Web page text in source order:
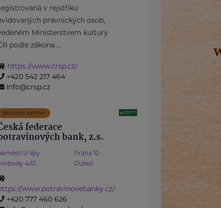
v rejstříku
právnických osob,
Ministerstvem kultury
podle zákona ...
https://www.crsp.cz/
+420 542 217 464
info@crsp.cz
Bronzový partner
federace
bank, z.s.
U lípy
4/12
Praha 10 -
Dubeč
www.potravinovebanky.cz/
+420 777 460 626